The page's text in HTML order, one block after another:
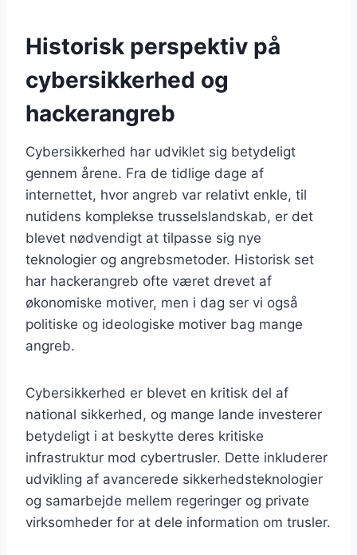
Historisk perspektiv på
cybersikkerhed og
hackerangreb
Cybersikkerhed har udviklet sig betydeligt
gennem årene. Fra de tidlige dage af
internettet, hvor angreb var relativt enkle, til
nutidens komplekse trusselslandskab, er det
blevet nødvendigt at tilpasse sig nye
teknologier og angrebsmetoder. Historisk set
har hackerangreb ofte været drevet af
økonomiske motiver, men i dag ser vi også
politiske og ideologiske motiver bag mange
angreb.
Cybersikkerhed er blevet en kritisk del af
national sikkerhed, og mange lande investerer
betydeligt i at beskytte deres kritiske
infrastruktur mod cybertrusler. Dette inkluderer
udvikling af avancerede sikkerhedsteknologier
og samarbejde mellem regeringer og private
virksomheder for at dele information om trusler.